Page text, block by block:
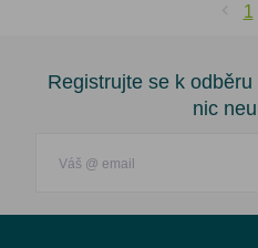
1
Registrujte se k
nic